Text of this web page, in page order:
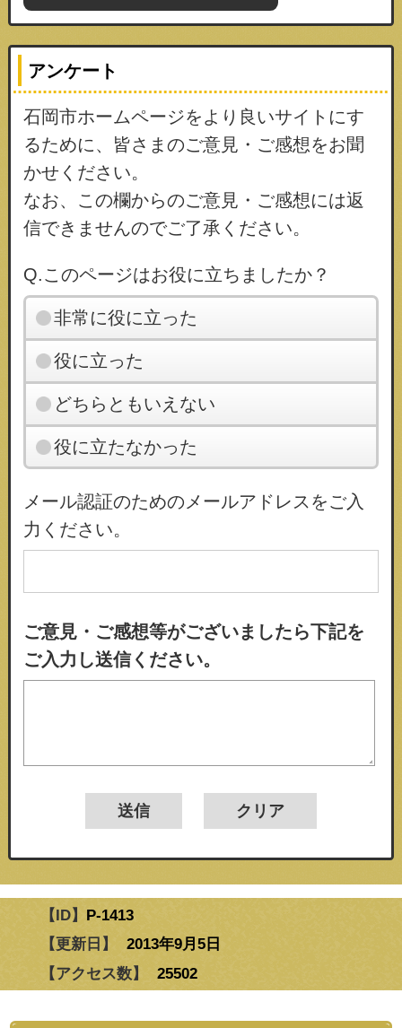
アンケート
石岡市ホームページをより良いサイトにす
るために、皆さまのご意見・ご感想をお聞
かせください。
なお、この欄からのご意見・ご感想には返
信できませんのでご了承ください。
Q.このページはお役に立ちましたか？
非常に役に立った
役に立った
どちらともいえない
役に立たなかった
メール認証のためのメールアドレスをご入
力ください。
ご意見・ご感想等がございましたら下記を
ご入力し送信ください。
【ID】 P-1413
【更新日】
2013年9月5日
【アクセス数】
25502